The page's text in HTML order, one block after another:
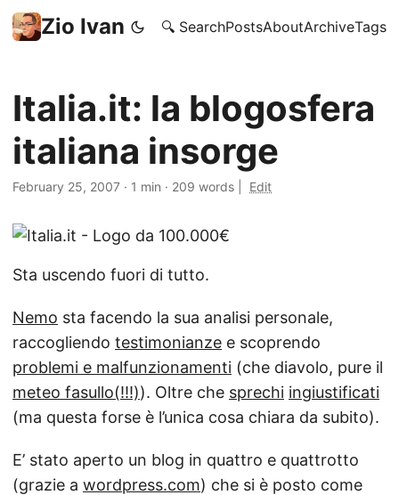
Zio Ivan 🔍 SearchPostsAboutArchiveTags
Italia.it: la blogosfera
italiana insorge
February 25, 2007 · 1 min · 209 words Edit
Sta uscendo fuori di tutto.
Nemo sta facendo la sua analisi personale,
raccogliendo testimonianze e scoprendo
problemi e malfunzionamenti (che diavolo, pure il
meteo fasullo(!!!)). Oltre che sprechi ingiustificati
(ma questa forse è l’unica cosa chiara da subito).
E’ stato aperto un blog in quattro e quattrotto
(grazie a wordpress.com) che si è posto come